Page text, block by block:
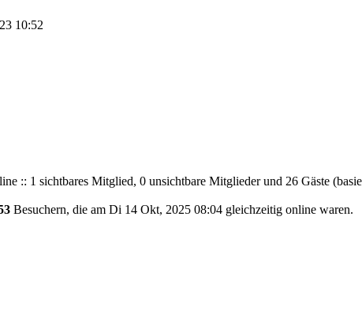
10:52
:: 1 sichtbares Mitglied, 0 unsichtbare Mitglieder und 26 Gäste
Besuchern, die am Di 14 Okt, 2025 08:04 gleichzeitig online waren.